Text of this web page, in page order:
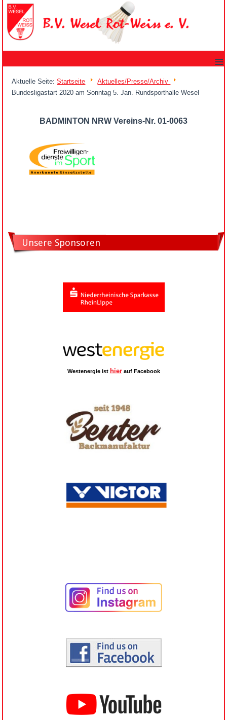
≡
Aktuelle Seite:Startseite
Aktuelles/Presse/Archiv
Bundesligastart 2020 am Sonntag 5. Jan. Rundsporthalle Wesel
BADMINTON NRW Vereins-Nr. 01-0063
Unsere Sponsoren
Westenergie ist hierauf Facebook